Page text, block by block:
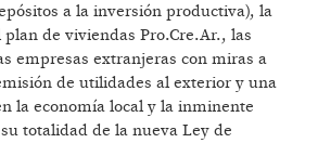
a la inversión productiva), la
de viviendas Pro.Cre.Ar., las
empresas extranjeras con miras a
de utilidades al exterior y una
la economía local y la inminente
totalidad de la nueva Ley de